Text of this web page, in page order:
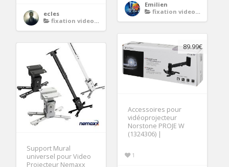
Emilien
fixation videoprojecteur
ecles
fixation videoprojecteur
89.99€
Accessoires pour
vidéoprojecteur
Norstone PROJE W
(1324306) |
1
Support Mural
universel pour Video
Projecteur Nemaxx